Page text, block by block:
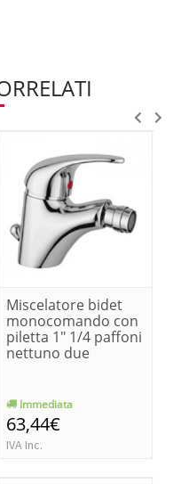
Miscelatore bidet
monocomando con
piletta 1" 1/4 paffoni
nettuno due
Immediata
63,44€
IVA Inc.